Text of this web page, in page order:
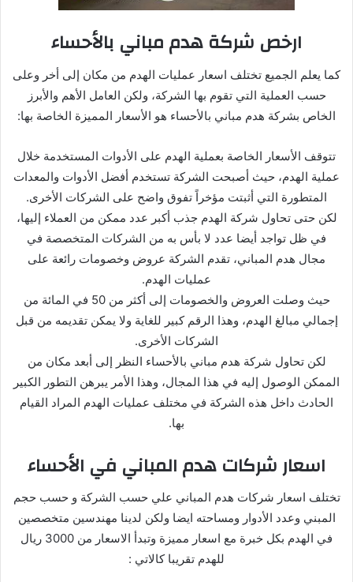
ارخص شركة هدم مباني بالأحساء
كما يعلم الجميع تختلف اسعار عمليات الهدم من مكان إلى أخر وعلى
حسب العملية التي تقوم بها الشركة، ولكن العامل الأهم والأبرز
الخاص بشركة هدم مباني بالأحساء هو الأسعار المميزة الخاصة بها:
تتوقف الأسعار الخاصة بعملية الهدم على الأدوات المستخدمة خلال
عملية الهدم، حيث أصبحت الشركة تستخدم أفضل الأدوات والمعدات
المتطورة التي أثبتت مؤخراً تفوق واضح على الشركات الأخرى.
لكن حتى تحاول شركة الهدم جذب أكبر عدد ممكن من العملاء إليها،
في ظل تواجد أيضا عدد لا بأس به من الشركات المتخصصة في
مجال هدم المباني، تقدم الشركة عروض وخصومات رائعة على
عمليات الهدم.
حيث وصلت العروض والخصومات إلى أكثر من 50 في المائة من
إجمالي مبالغ الهدم، وهذا الرقم كبير للغاية ولا يمكن تقديمه من قبل
الشركات الأخرى.
لكن تحاول شركة هدم مباني بالأحساء النظر إلى أبعد مكان من
الممكن الوصول إليه في هذا المجال، وهذا الأمر يبرهن التطور الكبير
الحادث داخل هذه الشركة في مختلف عمليات الهدم المراد القيام
بها.
اسعار شركات هدم المباني في الأحساء
تختلف اسعار شركات هدم المباني علي حسب الشركة و حسب حجم
المبني وعدد الأدوار ومساحته ايضا ولكن لدينا مهندسين متخصصين
في الهدم بكل خبرة مع اسعار مميزة وتبدأ الاسعار من 3000 ريال
للهدم تقريبا كالاتي :